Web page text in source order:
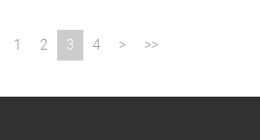
1 2 3 4